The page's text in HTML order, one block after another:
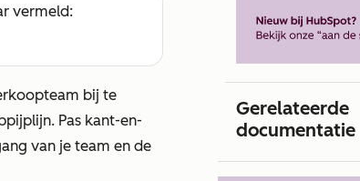
vermeld:
bij te
Pas kant-en-
van je team en de
Gerelateerde
documentatie